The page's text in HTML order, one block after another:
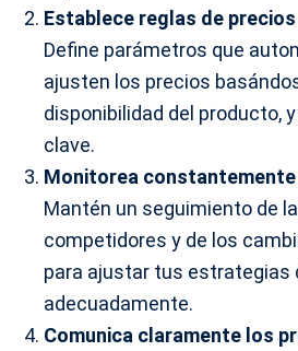
Establece reglas de
Define parámetros que
ajusten los precios
disponibilidad del producto,
clave.
Monitorea constantemente
Mantén un seguimiento de
competidores y de los
para ajustar tus estrategias
adecuadamente.
Comunica claramente los